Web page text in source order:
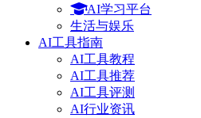
AI学习平台
生活与娱乐
AI工具指南
AI工具教程
AI工具推荐
AI工具评测
AI行业资讯